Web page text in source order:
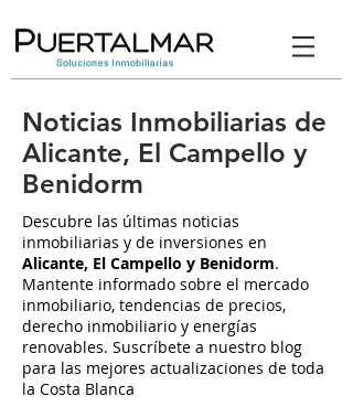
Noticias Inmobiliarias de
Alicante, El Campello y
Benidorm
Descubre las últimas noticias
inmobiliarias y de inversiones en
Alicante, El Campello y Benidorm.
Mantente informado sobre el mercado
inmobiliario, tendencias de precios,
derecho inmobiliario y energías
renovables. Suscríbete a nuestro blog
para las mejores actualizaciones de toda
la Costa Blanca